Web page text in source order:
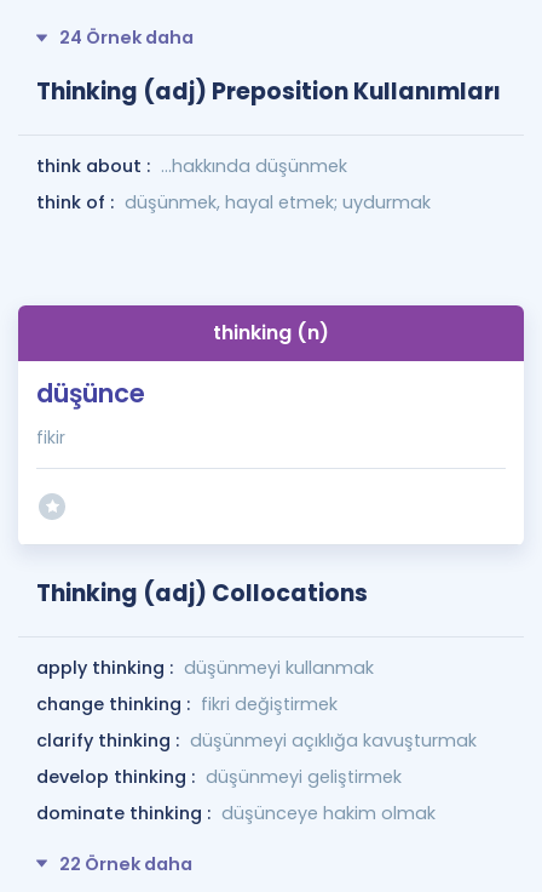
24 Örnek daha
Thinking (adj) Preposition Kullanımları
think about : ...hakkında düşünmek
think of : düşünmek, hayal etmek; uydurmak
thinking (n)
düşünce
fikir
Thinking (adj) Collocations
apply thinking : düşünmeyi kullanmak
change thinking : fikri değiştirmek
clarify thinking : düşünmeyi açıklığa kavuşturmak
develop thinking : düşünmeyi geliştirmek
dominate thinking : düşünceye hakim olmak
22 Örnek daha